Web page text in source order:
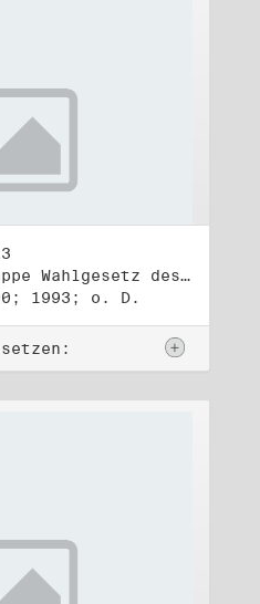
Titel: Arbeitsgruppe Wahlgesetz des Zentralen Runden Tisches (1) - (2)
1993; o. D.